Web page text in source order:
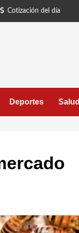
Cotización del día
Deportes Salud